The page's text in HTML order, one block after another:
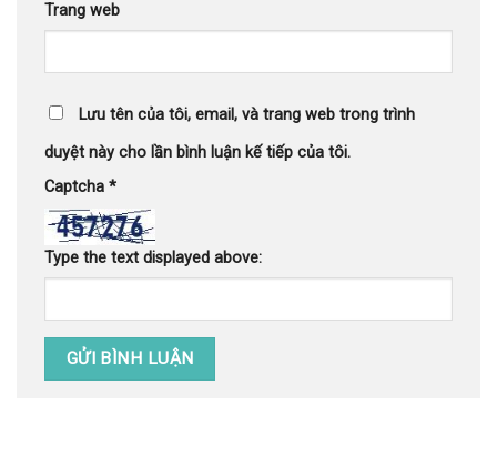
Trang web
Lưu tên của tôi, email, và trang web trong trình
duyệt này cho lần bình luận kế tiếp của tôi.
Captcha *
Type the text displayed above: